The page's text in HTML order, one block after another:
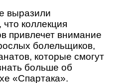
выразили
коллекция
привлечет внимание
болельщиков,
которые смогут
больше об
«Спартака».